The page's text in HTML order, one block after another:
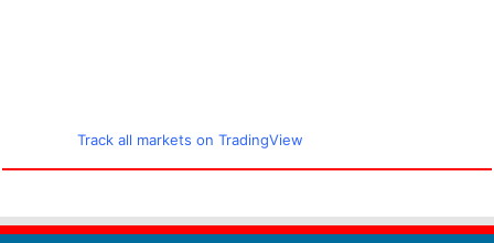
Track all markets on TradingView